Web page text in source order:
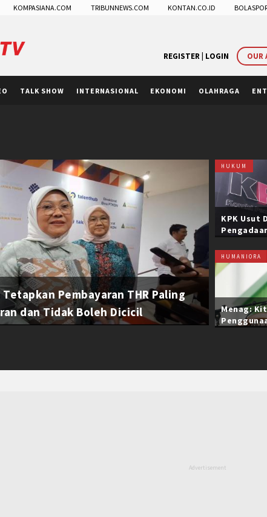
KOMPASIANA.COM TRIBUNNEWS.COM KONTAN.CO.ID
REGISTER | LOGIN OUR
TALK SHOW INTERNASIONAL EKONOMI OLAHRAGA
Pembayaran THR Paling
dan Tidak Boleh Dicicil
HUKUM
KPK Usut
Belasan
HUMANIORA
Menag: